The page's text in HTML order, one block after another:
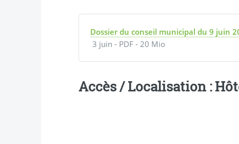
Dossier du conseil municipal du 9 juin
3 juin - PDF - 20 Mio
Accès / Localisation :